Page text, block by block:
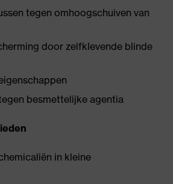
tegen omhoogschuiven van
door zelfklevende blinde
besmettelijke agentia
in kleine